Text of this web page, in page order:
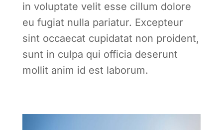
in voluptate velit esse cillum dolore
eu fugiat nulla pariatur. Excepteur
sint occaecat cupidatat non proident,
sunt in culpa qui officia deserunt
mollit anim id est laborum.